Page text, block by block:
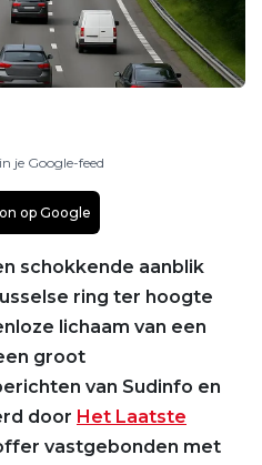
je Google-feed
op Google
schokkende aanblik
ring ter hoogte
lichaam van een
groot
van Sudinfo en
door Het Laatste
vastgebonden met